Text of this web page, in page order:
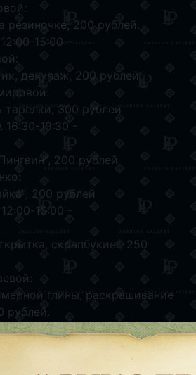
резиночке, 200 рублей.
15:00 -
декупаж, 200 рублей
300 рублей
19:30 -
200 рублей
200 рублей
15:00 -
скрапбукинг, 250
глины, раскрашивание
рублей.